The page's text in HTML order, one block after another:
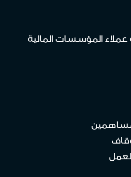
المؤسسات المالية